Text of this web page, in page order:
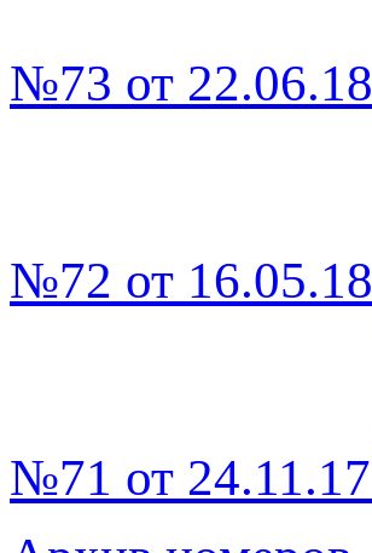
№73 от 22.06.18
№72 от 16.05.18
№71 от 24.11.17